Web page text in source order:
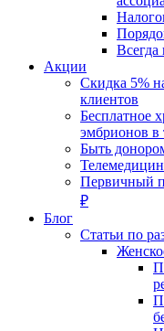
Всегда
Акции
Скидка 5%
клиентов
Бесплатное
эмбрионов в
Быть
Первичный
₽
Блог
Статьи по